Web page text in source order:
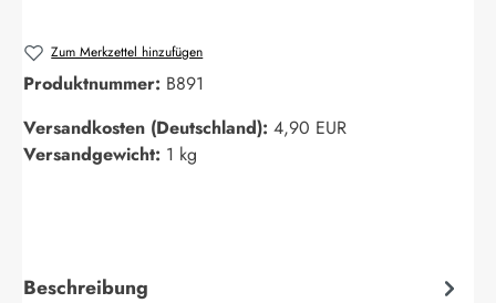
Zum Merkzettel hinzufügen
Produktnummer: B891
Versandkosten (Deutschland): 4,90 EUR
Versandgewicht: 1 kg
Beschreibung